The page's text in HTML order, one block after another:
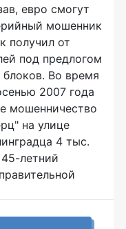
евро смогут
мошенник
получил от
под предлогом
Во время
2007 года
мошенничество
на улице
4 тыс.
летний